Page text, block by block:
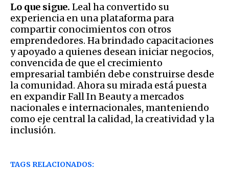
Lo que sigue. Leal ha convertido su
experiencia en una plataforma para
compartir conocimientos con otros
emprendedores. Ha brindado capacitaciones
y apoyado a quienes desean iniciar negocios,
convencida de que el crecimiento
empresarial también debe construirse desde
la comunidad. Ahora su mirada está puesta
en expandir Fall In Beauty a mercados
nacionales e internacionales, manteniendo
como eje central la calidad, la creatividad y la
inclusión.
TAGS RELACIONADOS: